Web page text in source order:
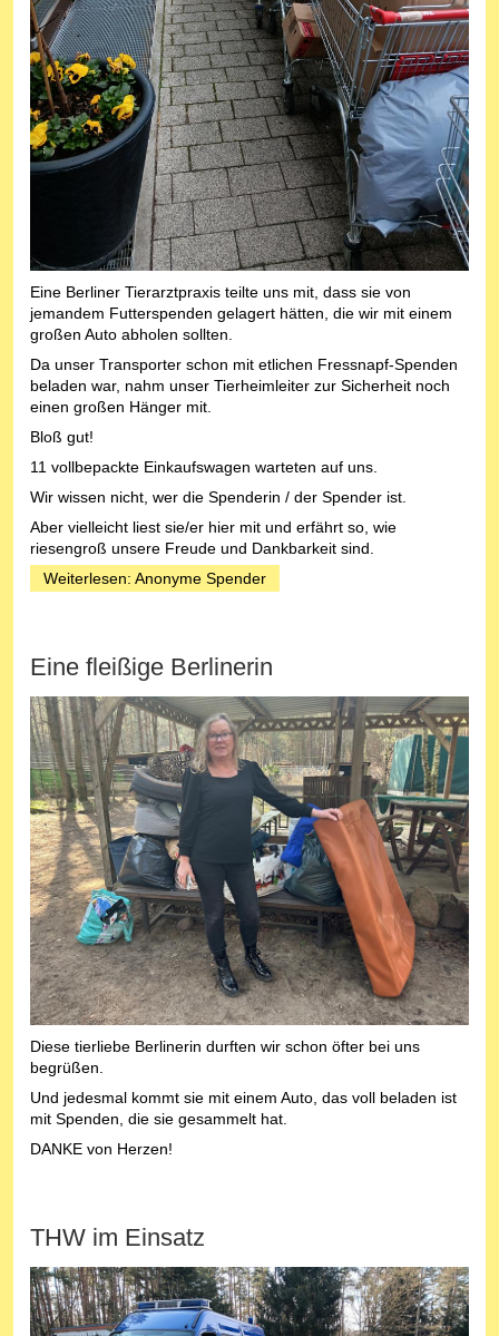
Eine Berliner Tierarztpraxis teilte uns mit, dass sie von
jemandem Futterspenden gelagert hätten, die wir mit einem
großen Auto abholen sollten.
Da unser Transporter schon mit etlichen Fressnapf-Spenden
beladen war, nahm unser Tierheimleiter zur Sicherheit noch
einen großen Hänger mit.
Bloß gut!
11 vollbepackte Einkaufswagen warteten auf uns.
Wir wissen nicht, wer die Spenderin / der Spender ist.
Aber vielleicht liest sie/er hier mit und erfährt so, wie
riesengroß unsere Freude und Dankbarkeit sind.
Weiterlesen: Anonyme Spender
Eine fleißige Berlinerin
Diese tierliebe Berlinerin durften wir schon öfter bei uns
begrüßen.
Und jedesmal kommt sie mit einem Auto, das voll beladen ist
mit Spenden, die sie gesammelt hat.
DANKE von Herzen!
THW im Einsatz